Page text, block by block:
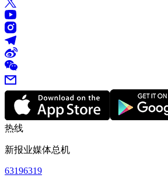
热线
新报业媒体总机
63196319